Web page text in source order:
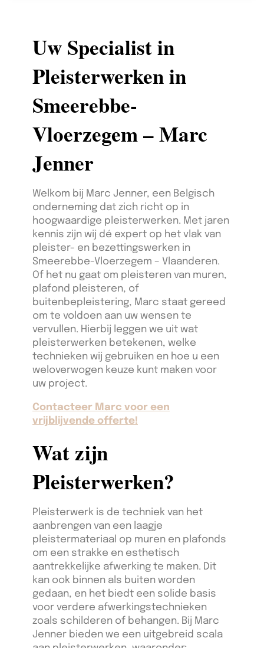
Uw Specialist in
Pleisterwerken in
Smeerebbe-
Vloerzegem – Marc
Jenner
Welkom bij Marc Jenner, een Belgisch
onderneming dat zich richt op in
hoogwaardige pleisterwerken. Met jaren
kennis zijn wij dé expert op het vlak van
pleister- en bezettingswerken in
Smeerebbe-Vloerzegem – Vlaanderen.
Of het nu gaat om pleisteren van muren,
plafond pleisteren, of
buitenbepleistering, Marc staat gereed
om te voldoen aan uw wensen te
vervullen. Hierbij leggen we uit wat
pleisterwerken betekenen, welke
technieken wij gebruiken en hoe u een
weloverwogen keuze kunt maken voor
uw project.
Contacteer Marc voor een
vrijblijvende offerte!
Wat zijn
Pleisterwerken?
Pleisterwerk is de techniek van het
aanbrengen van een laagje
pleistermateriaal op muren en plafonds
om een strakke en esthetisch
aantrekkelijke afwerking te maken. Dit
kan ook binnen als buiten worden
gedaan, en het biedt een solide basis
voor verdere afwerkingstechnieken
zoals schilderen of behangen. Bij Marc
Jenner bieden we een uitgebreid scala